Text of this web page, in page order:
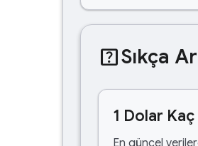
help_centerSıkça
1 Dolar Kaç
En güncel